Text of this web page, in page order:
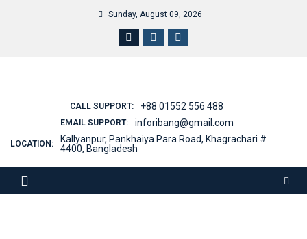
Sunday, August 09, 2026
CALL SUPPORT: +88 01552 556 488
EMAIL SUPPORT: inforibang@gmail.com
LOCATION:
Kallyanpur, Pankhaiya Para Road, Khagrachari #
4400, Bangladesh